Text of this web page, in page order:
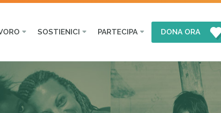
SOSTIENICI PARTECIPA DONA ORA